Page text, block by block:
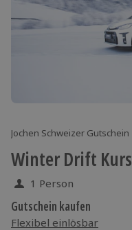
Jochen Schweizer Gutschein
Winter Drift Kurs
1 Person
Gutschein kaufen
Flexibel einlösbar